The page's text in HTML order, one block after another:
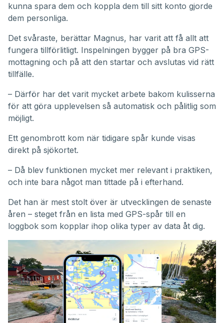
kunna spara dem och koppla dem till sitt konto gjorde
dem personliga.
Det svåraste, berättar Magnus, har varit att få allt att
fungera tillförlitligt. Inspelningen bygger på bra GPS-
mottagning och på att den startar och avslutas vid rätt
tillfälle.
– Därför har det varit mycket arbete bakom kulisserna
för att göra upplevelsen så automatisk och pålitlig som
möjligt.
Ett genombrott kom när tidigare spår kunde visas
direkt på sjökortet.
– Då blev funktionen mycket mer relevant i praktiken,
och inte bara något man tittade på i efterhand.
Det han är mest stolt över är utvecklingen de senaste
åren – steget från en lista med GPS-spår till en
loggbok som kopplar ihop olika typer av data åt dig.